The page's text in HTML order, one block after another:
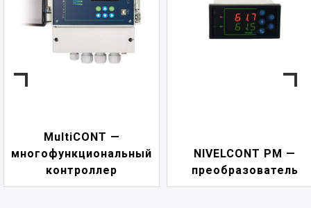
MultiCONT —
многофункциональный
контроллер
NIVELCONT PM —
преобразователь